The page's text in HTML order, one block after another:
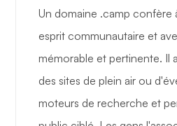
Un domaine .camp confère
esprit communautaire et
mémorable et pertinente. Il
des sites de plein air ou
moteurs de recherche et